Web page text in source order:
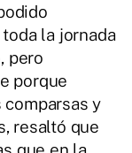
la jornada
pero
porque
y
resaltó que